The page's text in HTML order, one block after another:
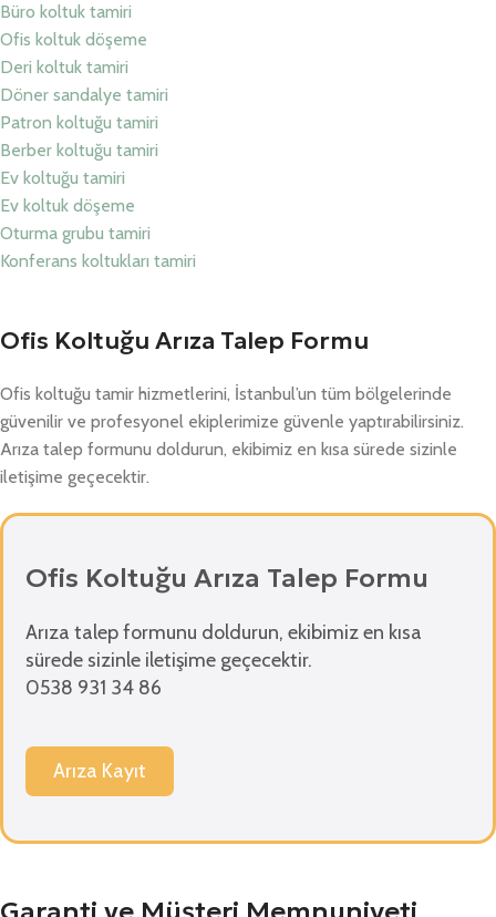
Büro koltuk tamiri
Ofis koltuk döşeme
Deri koltuk tamiri
Döner sandalye tamiri
Patron koltuğu tamiri
Berber koltuğu tamiri
Ev koltuğu tamiri
Ev koltuk döşeme
Oturma grubu tamiri
Konferans koltukları tamiri
Ofis Koltuğu Arıza Talep Formu
Ofis koltuğu tamir hizmetlerini, İstanbul’un tüm bölgelerinde
güvenilir ve profesyonel ekiplerimize güvenle yaptırabilirsiniz.
Arıza talep formunu doldurun, ekibimiz en kısa sürede sizinle
iletişime geçecektir.
Ofis Koltuğu Arıza Talep Formu
Arıza talep formunu doldurun, ekibimiz en kısa
sürede sizinle iletişime geçecektir.
0538 931 34 86
Arıza Kayıt